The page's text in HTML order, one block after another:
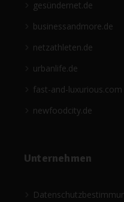
gesündernet.de
businessandmore.de
netzathleten.de
urbanlife.de
fast-and-luxurious.com
newfoodcity.de
Unternehmen